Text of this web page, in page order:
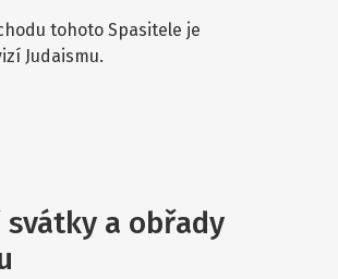
tohoto Spasitele je
Judaismu.
a obřady